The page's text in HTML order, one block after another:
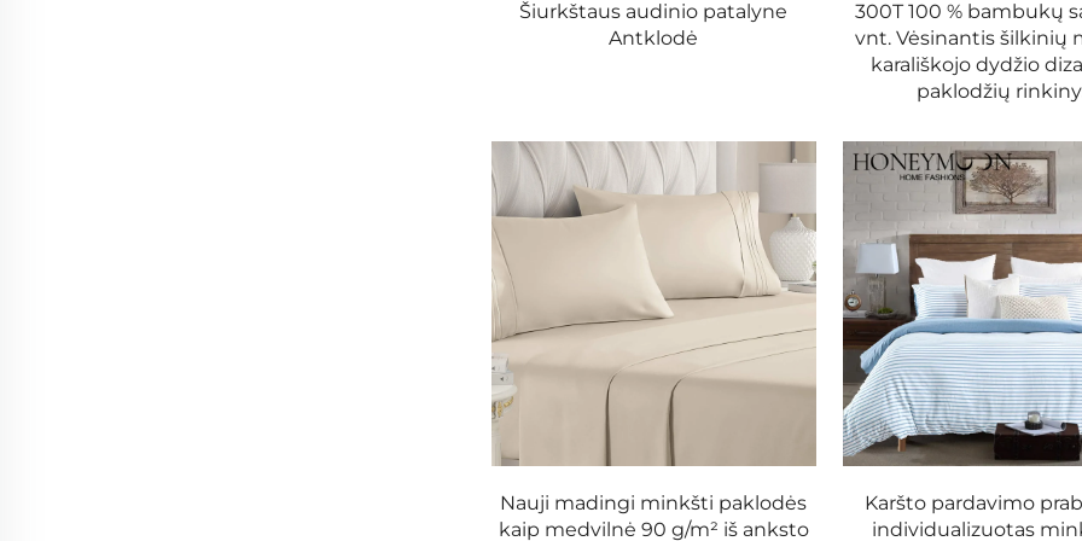
- Elegantiški dizainai – vienspalvis, raštais ir išsiuvinėjimai.
- Paslėptos užtrauktukai ir sagos uždarymui užtikrinti tvirtą sukibimą.
- Kvėpuojantis ir lengvas, tinkamas naudoti visus metus.
- Dvipusiai naudojami dizainai, kad būtų daugiau stiliaus galimybių.
- Rankomis siūti detalės, kad suteiktų prabangų faktūrą.
- Minkštinės putos, pūkai ir mikropluošto įdėklai užtikrina optimalų kaklo paramą.
- Vėsinančios gelio priemaišos pagalvės karštiems miegantiesiems.
- Dekoratyviniai pagalvėlės su madingomis spalvomis ir tekstūromis.
Šiurkštaus audinio patalyne
Antklodė
300T 100 % bambukų
vnt. Vėsinantis šilkinių
karališkojo dydžio
paklodžių
Nauji madingi minkšti paklodės
kaip medvilnė 90 g/m² iš anksto
Karšto pardavimo
individualizuotas